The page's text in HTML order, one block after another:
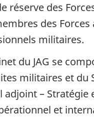
réserve des
des
militaires.
du JAG se
militaires et du
adjoint –
et